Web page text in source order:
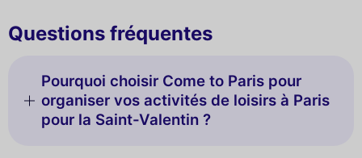
Questions fréquentes
Pourquoi choisir Come to Paris pour
organiser vos activités de loisirs à Paris
pour la Saint-Valentin ?